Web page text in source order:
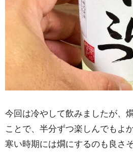
今回は冷やして飲みましたが、
ことで、半分ずつ楽しんでもよ
寒い時期には燗にするのも良さ